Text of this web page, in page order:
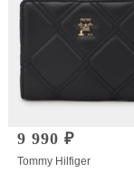
9 990 ₽
Tommy Hilfiger